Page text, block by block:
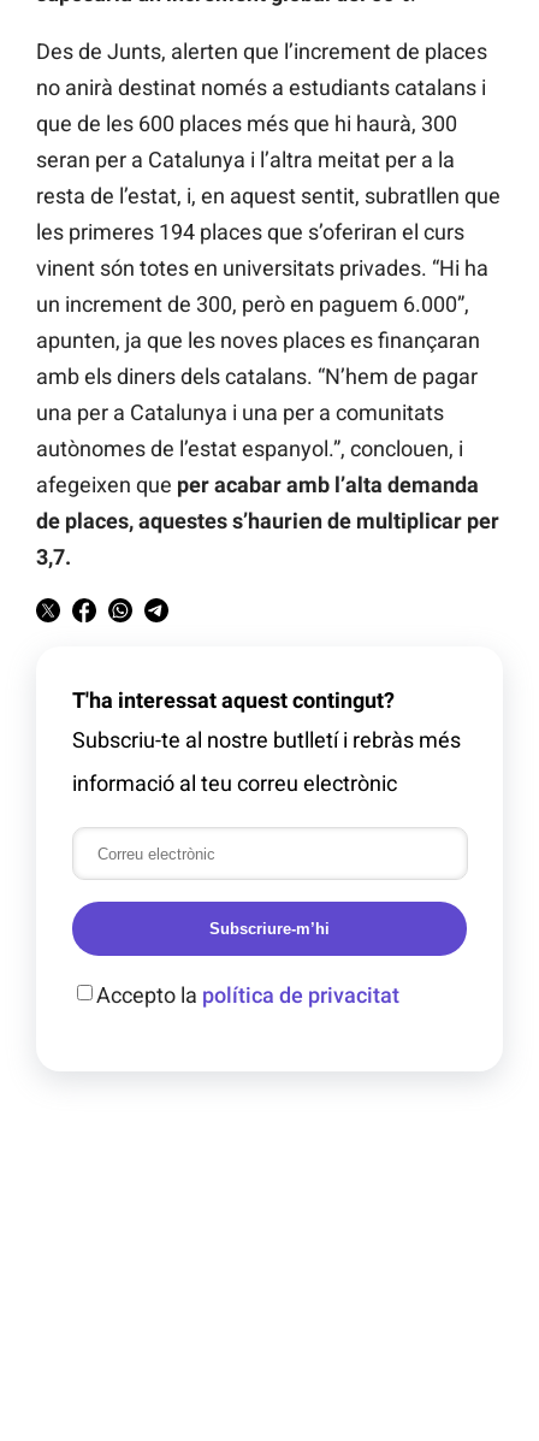
Des de Junts, alerten que l’increment de places
no anirà destinat només a estudiants catalans i
que de les 600 places més que hi haurà, 300
seran per a Catalunya i l’altra meitat per a la
resta de l’estat, i, en aquest sentit, subratllen que
les primeres 194 places que s’oferiran el curs
vinent són totes en universitats privades. “Hi ha
un increment de 300, però en paguem 6.000”,
apunten, ja que les noves places es finançaran
amb els diners dels catalans. “N’hem de pagar
una per a Catalunya i una per a comunitats
autònomes de l’estat espanyol.”, conclouen, i
afegeixen que per acabar amb l’alta demanda
de places, aquestes s’haurien de multiplicar per
3,7.
T'ha interessat aquest contingut?
Subscriu-te al nostre butlletí i rebràs més
informació al teu correu electrònic
Subscriure-m’hi
Accepto la política de privacitat